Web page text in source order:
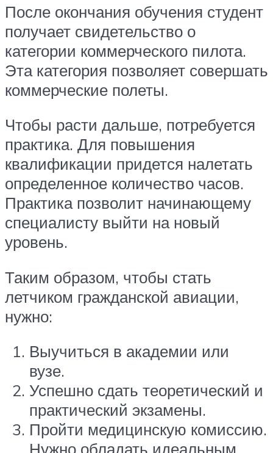
После окончания обучения студент
получает свидетельство о
категории коммерческого пилота.
Эта категория позволяет совершать
коммерческие полеты.
Чтобы расти дальше, потребуется
практика. Для повышения
квалификации придется налетать
определенное количество часов.
Практика позволит начинающему
специалисту выйти на новый
уровень.
Таким образом, чтобы стать
летчиком гражданской авиации,
нужно:
Выучиться в академии или
вузе.
Успешно сдать теоретический и
практический экзамены.
Пройти медицинскую комиссию.
Нужно обладать идеальным